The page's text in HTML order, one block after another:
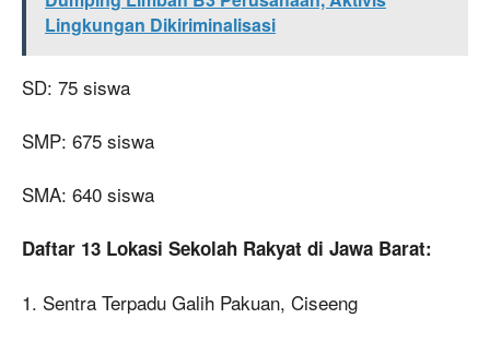
Lingkungan Dikiriminalisasi
SD: 75 siswa
SMP: 675 siswa
SMA: 640 siswa
Daftar 13 Lokasi Sekolah Rakyat di Jawa Barat:
1. Sentra Terpadu Galih Pakuan, Ciseeng